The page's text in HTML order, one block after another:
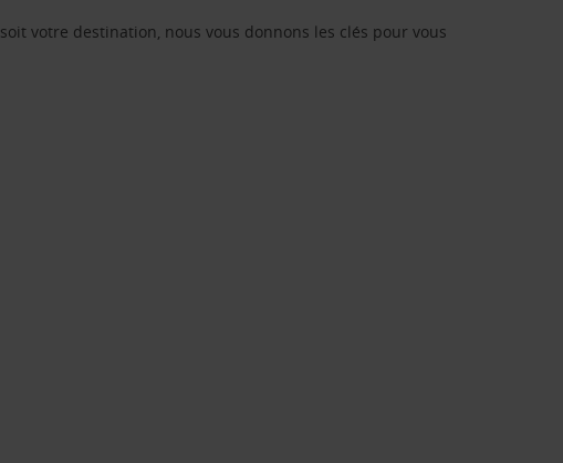
votre destination, nous vous donnons les clés pour vous